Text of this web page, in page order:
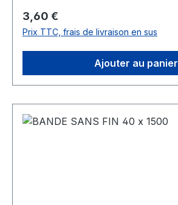
Prix régulier :
3,60 €
Prix TTC, frais de livraison en sus
Ajouter au panier